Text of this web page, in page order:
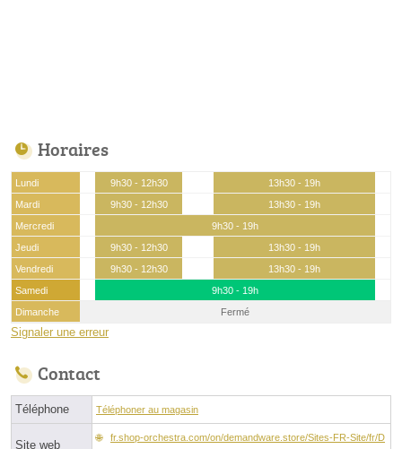
Horaires
Lundi 9h30 - 12h30
13h30 - 19h
Mardi
9h30 - 12h30
13h30 - 19h
Mercredi
9h30 - 19h
Jeudi
9h30 - 12h30
13h30 - 19h
Vendredi
9h30 - 12h30
13h30 - 19h
Samedi
9h30 - 19h
Dimanche
Fermé
Signaler une erreur
Contact
Téléphone Téléphoner au magasin
Site web
fr.shop-orchestra.com/on/demandware.store/Sites-FR-Site/fr/D